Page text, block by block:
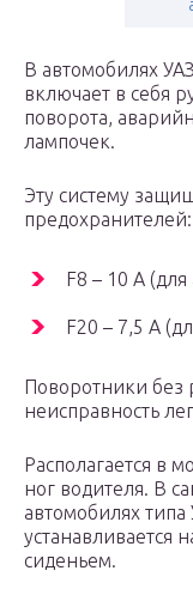
В автомобилях
включает в себя
поворота,
лампочек.
Эту систему
предохранителей:
F8 – 10 А
F20 – 7,5 А
Поворотники без
неисправность
Располагается в
ног водителя. В
автомобилях
устанавливается
сиденьем.